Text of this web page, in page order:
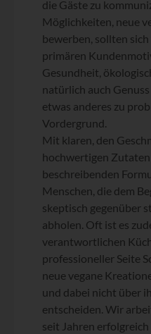
die Gäste zu
Möglichkeiten, neue
bewerben, sollten
primären
Gesundheit,
natürlich auch
etwas anderes zu
Vordergrund.
Mit klaren, den
hochwertigen
beschreibenden
Menschen, die dem
skeptisch gegenüber
abholen. Oft ist es
verantwortlichen
professioneller Seite
neue vegane
und dabei nicht über
entscheiden. Wir
seit Jahren